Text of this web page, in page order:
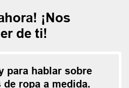
¡Nos
de ti!
para hablar sobre
ropa a medida.